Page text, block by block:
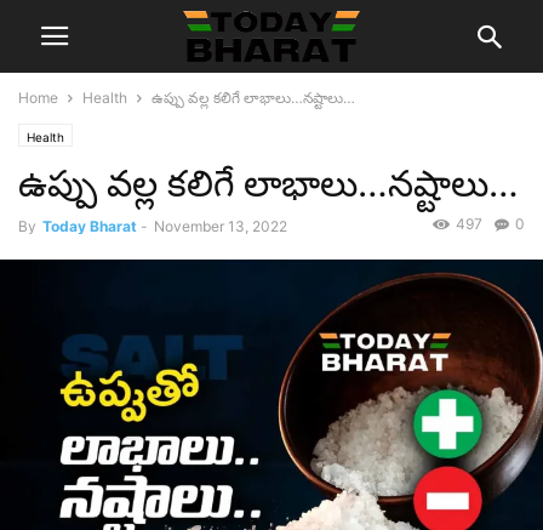
Home Health ఉప్పు వల్ల కలిగే లాభాలు…నష్టాలు…
Health
ఉప్పు వల్ల కలిగే లాభాలు…నష్టాలు…
By Today Bharat - November 13, 2022 0
497